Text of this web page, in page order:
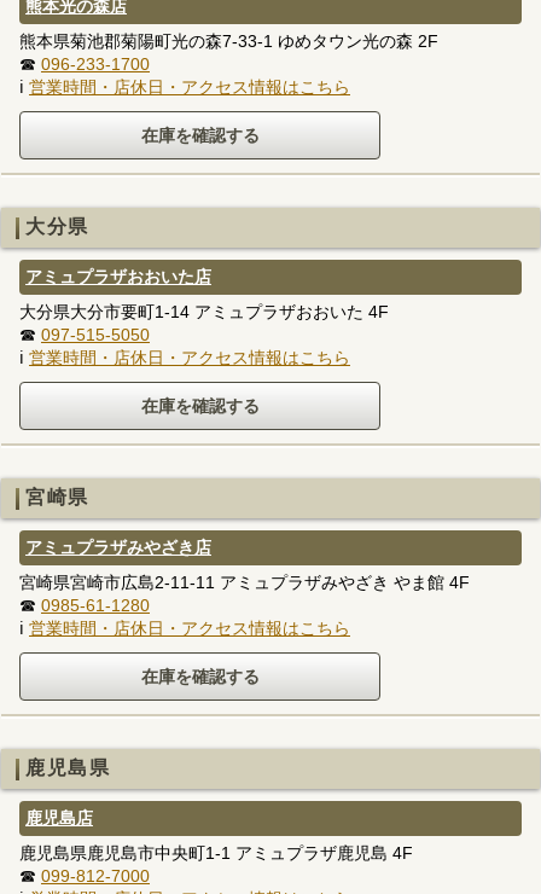
熊本光の森店
熊本県菊池郡菊陽町光の森7-33-1 ゆめタウン光の森 2F
☎ 096-233-1700
ℹ 営業時間・店休日・アクセス情報はこちら
大分県
アミュプラザおおいた店
大分県大分市要町1-14 アミュプラザおおいた 4F
☎ 097-515-5050
ℹ 営業時間・店休日・アクセス情報はこちら
宮崎県
アミュプラザみやざき店
宮崎県宮崎市広島2-11-11 アミュプラザみやざき やま館 4F
☎ 0985-61-1280
ℹ 営業時間・店休日・アクセス情報はこちら
鹿児島県
鹿児島店
鹿児島県鹿児島市中央町1-1 アミュプラザ鹿児島 4F
☎ 099-812-7000